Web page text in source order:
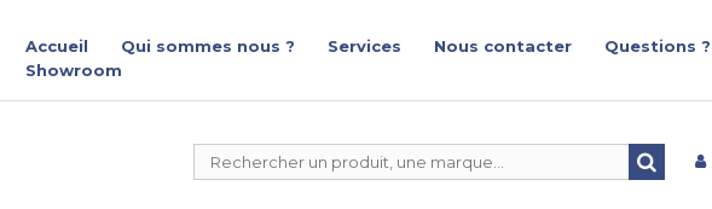
Accueil Qui sommes nous ? Services Nous contacter Questions ?
Showroom